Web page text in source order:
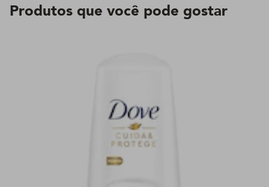
Produtos que você pode gostar